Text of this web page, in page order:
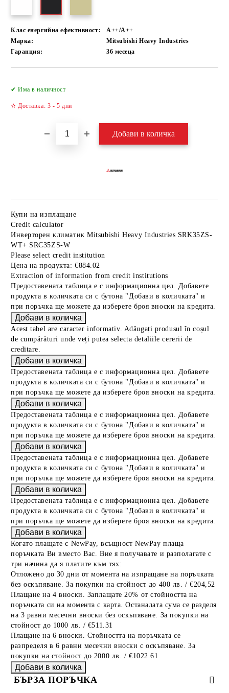
Клас енергийна ефективност:
А++/A++
Марка:
Mitsubishi Heavy Industries
Гаранция:
36 месеца
✔ Има в наличност
✫ Доставка: 3 - 5 дни
Купи на изплащане
Credit calculator
Инверторен климатик Mitsubishi Heavy Industries SRK35ZS-
WТ+ SRC35ZS-W
Please select credit institution
Цена на продукта: €884.02
Extraction of information from credit institutions
Предоставената таблица е с информационна цел. Добавете
продукта в количката си с бутона "Добави в количката" и
при поръчка ще можете да изберете броя вноски на кредита.
Acest tabel are caracter informativ. Adăugați produsul în coșul
de cumpărături unde veți putea selecta detaliile cererii de
creditare.
Предоставената таблица е с информационна цел. Добавете
продукта в количката си с бутона "Добави в количката" и
при поръчка ще можете да изберете броя вноски на кредита.
Предоставената таблица е с информационна цел. Добавете
продукта в количката си с бутона "Добави в количката" и
при поръчка ще можете да изберете броя вноски на кредита.
Предоставената таблица е с информационна цел. Добавете
продукта в количката си с бутона "Добави в количката" и
при поръчка ще можете да изберете броя вноски на кредита.
Предоставената таблица е с информационна цел. Добавете
продукта в количката си с бутона "Добави в количката" и
при поръчка ще можете да изберете броя вноски на кредита.
Когато плащате с NewPay, всъщност NewPay плаща
поръчката Ви вместо Вас. Вие я получавате и разполагате с
три начина да я платите към тях:
Отложено до 30 дни от момента на изпращане на поръчката
без оскъпяване. За покупки на стойност до 400 лв. / €204,52
Плащане на 4 вноски. Заплащате 20% от стойността на
поръчката си на момента с карта. Останалата сума се разделя
на 3 равни месечни вноски без оскъпяване. За покупки на
стойност до 1000 лв. / €511.31
Плащане на 6 вноски. Стойността на поръчката се
разпределя в 6 равни месечни вноски с оскъпяване. За
покупки на стойност до 2000 лв. / €1022.61
БЪРЗА ПОРЪЧКА